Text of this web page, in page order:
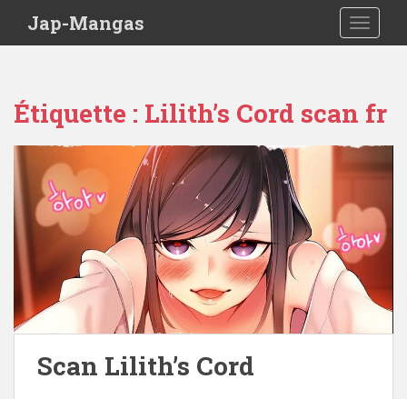
Jap-Mangas
Étiquette : Lilith’s Cord scan fr
Scan Lilith’s Cord